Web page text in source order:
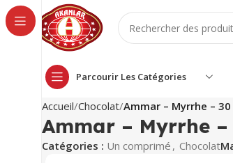
Parcourir Les Catégories
Accueil Chocolat Ammar – Myrrhe –
Ammar – Myrrhe
Catégories : Un comprimé , Chocolat